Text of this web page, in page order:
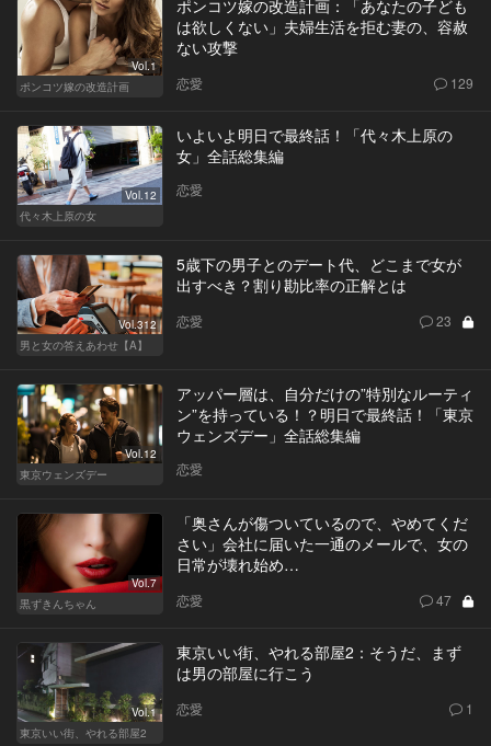
Vol.1
ポンコツ嫁の改造計画
ポンコツ嫁の改造計画：「あなたの子ども
は欲しくない」夫婦生活を拒む妻の、容赦
ない攻撃
恋愛 129
Vol.12
代々木上原の女
いよいよ明日で最終話！「代々木上原の
女」全話総集編
恋愛
Vol.312
男と女の答えあわせ【A】
5歳下の男子とのデート代、どこまで女が
出すべき？割り勘比率の正解とは
恋愛 23
Vol.12
東京ウェンズデー
アッパー層は、自分だけの”特別なルーティ
ン”を持っている！？明日で最終話！「東京
ウェンズデー」全話総集編
恋愛
Vol.7
黒ずきんちゃん
「奥さんが傷ついているので、やめてくだ
さい」会社に届いた一通のメールで、女の
日常が壊れ始め…
恋愛 47
Vol.1
東京いい街、やれる部屋2
東京いい街、やれる部屋2：そうだ、まず
は男の部屋に行こう
恋愛 1